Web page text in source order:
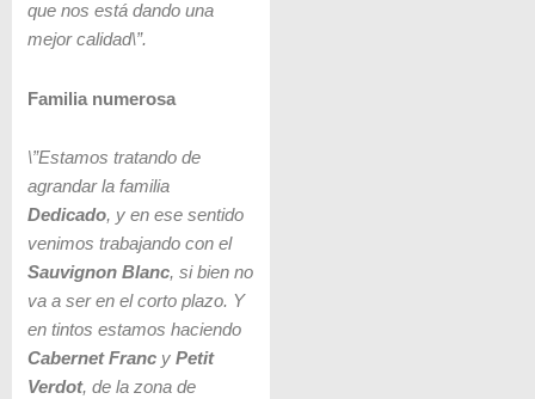
que nos está dando una
mejor calidad\”.
Familia numerosa
\”Estamos tratando de
agrandar la familia
Dedicado, y en ese sentido
venimos trabajando con el
Sauvignon Blanc, si bien no
va a ser en el corto plazo. Y
en tintos estamos haciendo
Cabernet Francy Petit
Verdot, de la zona de